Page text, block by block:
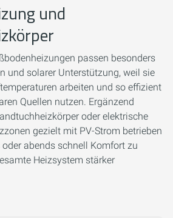
und
passen besonders
und solarer Unterstützung, weil sie
arbeiten und so effizient
Quellen nutzen. Ergänzend
oder elektrische
gezielt mit PV-Strom betrieben
abends schnell Komfort zu
Heizsystem stärker